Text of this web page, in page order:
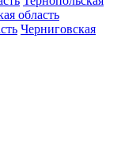
область
Черниговская